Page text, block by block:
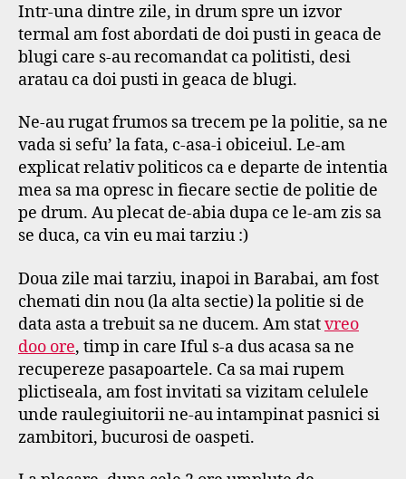
f
Intr-una dintre zile, in drum spre un izvor
termal am fost abordati de doi pusti in geaca de
blugi care s-au recomandat ca politisti, desi
aratau ca doi pusti in geaca de blugi.
Ne-au rugat frumos sa trecem pe la politie, sa ne
vada si sefu’ la fata, c-asa-i obiceiul. Le-am
explicat relativ politicos ca e departe de intentia
mea sa ma opresc in fiecare sectie de politie de
pe drum. Au plecat de-abia dupa ce le-am zis sa
se duca, ca vin eu mai tarziu :)
Doua zile mai tarziu, inapoi in Barabai, am fost
chemati din nou (la alta sectie) la politie si de
data asta a trebuit sa ne ducem. Am statvreo
doo ore, timp in care Iful s-a dus acasa sa ne
recupereze pasapoartele. Ca sa mai rupem
plictiseala, am fost invitati sa vizitam celulele
unde raulegiuitorii ne-au intampinat pasnici si
zambitori, bucurosi de oaspeti.